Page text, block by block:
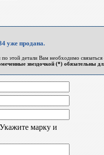
уже продана.
этой детали Вам необходимо
звездочкой (*) обязательны
марку и